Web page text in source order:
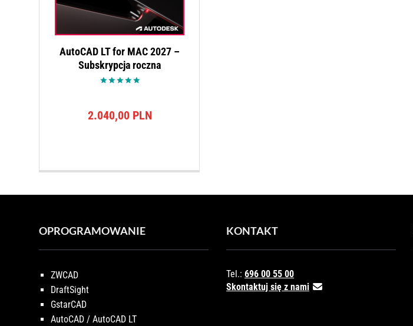
AutoCAD LT for MAC 2027 –
Subskrypcja roczna
2.040,00 PLN
OPROGRAMOWANIE
ZWCAD
DraftSight
GstarCAD
AutoCAD / AutoCAD LT
KONTAKT
Tel.: 696 00 55 00
Skontaktuj się z nami